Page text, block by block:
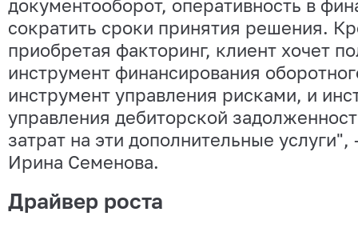
документооборот, оперативность в
сократить сроки принятия решения.
приобретая факторинг, клиент хочет
инструмент финансирования
инструмент управления рисками, и
управления дебиторской
затрат на эти дополнительные услуги",
Ирина Семенова.
Драйвер роста